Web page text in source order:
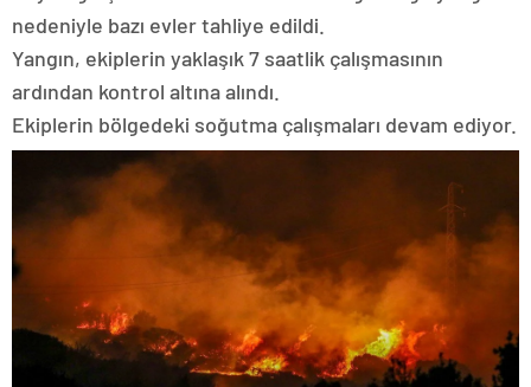
nedeniyle bazı evler tahliye edildi.
Yangın, ekiplerin yaklaşık 7 saatlik çalışmasının
ardından kontrol altına alındı.
Ekiplerin bölgedeki soğutma çalışmaları devam ediyor.